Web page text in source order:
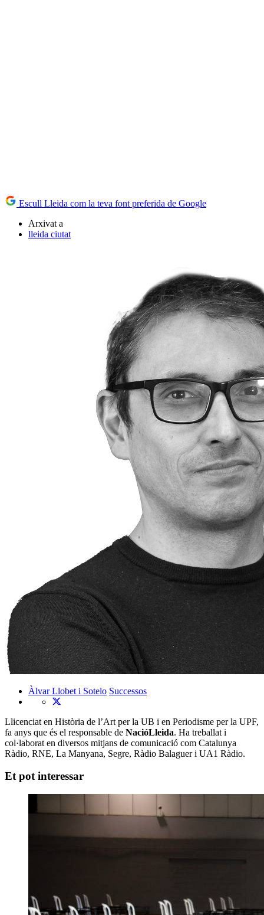
Escull Lleida com la teva font preferida de Google
Arxivat a
lleida ciutat
Àlvar Llobet i Sotelo Successos
Llicenciat en Història de l’Art per la UB i en Periodisme per la UPF,
fa anys que és el responsable de NacióLleida. Ha treballat i
col·laborat en diversos mitjans de comunicació com Catalunya
Ràdio, RNE, La Manyana, Segre, Ràdio Balaguer i UA1 Ràdio.
Et pot interessar